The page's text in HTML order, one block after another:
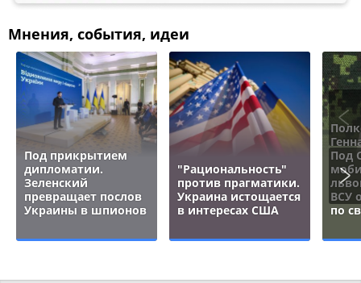
Мнения, события, идеи
Под прикрытием
дипломатии.
Зеленский
превращает послов
Украины в шпионов
"Рациональность"
против прагматики.
Украина истощается
в интересах США
Под
ВСУ
по